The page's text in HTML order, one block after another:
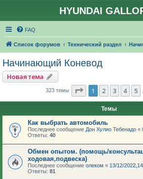
HYUNDAI
FAQ
Список форумов Технический раздел
Начинающий Коневод
Новая тема
323 темы Страница из 13
1 2 3 4 5
Темы
Как выбрать автомобиль
Последнее сообщение Дон Хулио Тебенадо «
Ответы: 40
Обмен опытом. (помощь/
ходовая,подвеска)
Последнее сообщение олеком « 13/12/
Ответы: 81